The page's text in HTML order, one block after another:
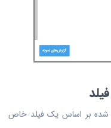
شده بر اساس یک فیلد خاص